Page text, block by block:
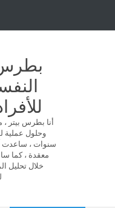
بطرس
وحلول عملية
سنوات ، ساعدت
معقدة ، كما
خلال تحليل